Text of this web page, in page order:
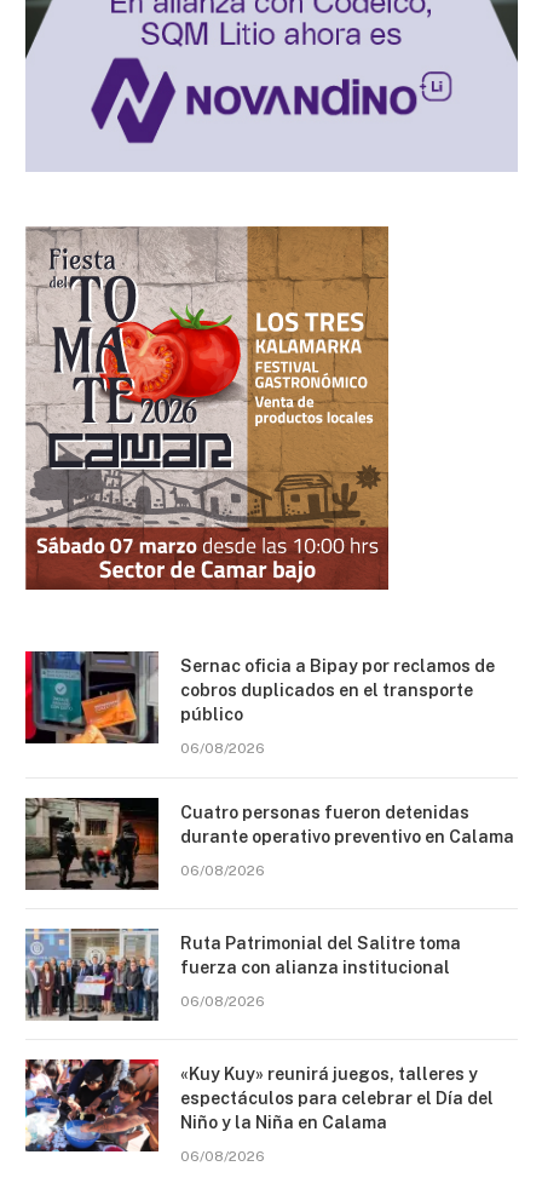
Sernac oficia a Bipay por reclamos de
cobros duplicados en el transporte
público
06/08/2026
Cuatro personas fueron detenidas
durante operativo preventivo en Calama
06/08/2026
Ruta Patrimonial del Salitre toma
fuerza con alianza institucional
06/08/2026
«Kuy Kuy» reunirá juegos, talleres y
espectáculos para celebrar el Día del
Niño y la Niña en Calama
06/08/2026